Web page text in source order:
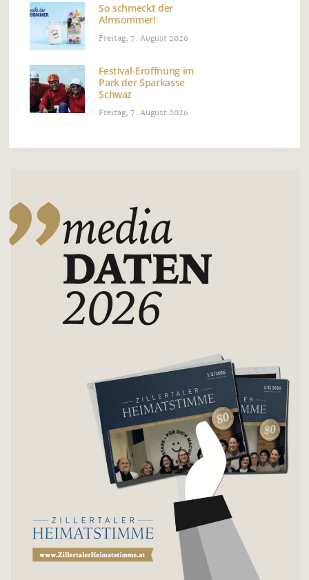
So schmeckt der
Almsommer!
Freitag, 7. August 2026
Festival-Eröffnung im
Park der Sparkasse
Schwaz
Freitag, 7. August 2026